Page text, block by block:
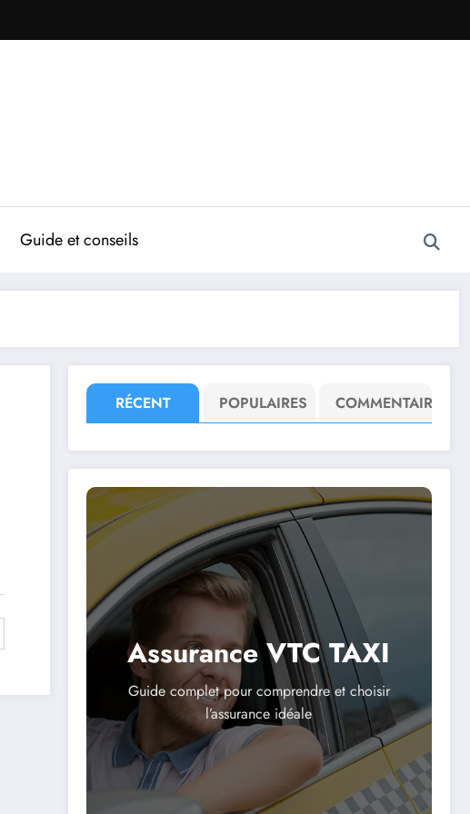
Guide et conseils
RÉCENT POPULAIRES COMMENTAIRE
Assurance VTC TAXI
Guide complet pour comprendre et choisir
l’assurance idéale